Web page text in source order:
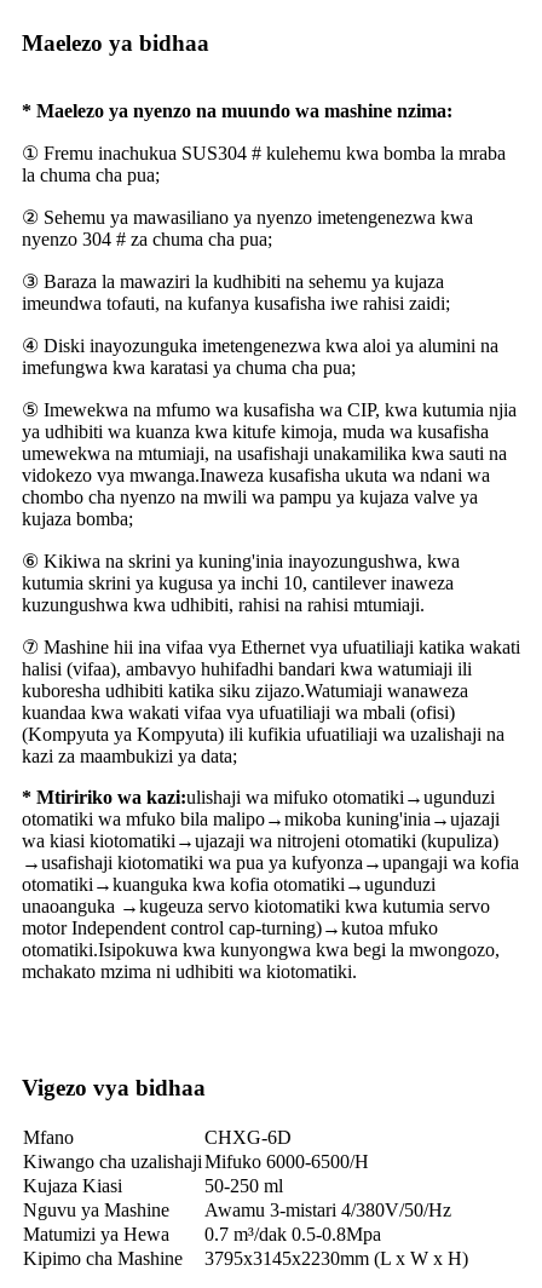
Maelezo ya bidhaa
* Maelezo ya nyenzo na muundo wa mashine nzima:
① Fremu inachukua SUS304 # kulehemu kwa bomba la mraba
la chuma cha pua;
② Sehemu ya mawasiliano ya nyenzo imetengenezwa kwa
nyenzo 304 # za chuma cha pua;
③ Baraza la mawaziri la kudhibiti na sehemu ya kujaza
imeundwa tofauti, na kufanya kusafisha iwe rahisi zaidi;
④ Diski inayozunguka imetengenezwa kwa aloi ya alumini na
imefungwa kwa karatasi ya chuma cha pua;
⑤ Imewekwa na mfumo wa kusafisha wa CIP, kwa kutumia njia
ya udhibiti wa kuanza kwa kitufe kimoja, muda wa kusafisha
umewekwa na mtumiaji, na usafishaji unakamilika kwa sauti na
vidokezo vya mwanga.Inaweza kusafisha ukuta wa ndani wa
chombo cha nyenzo na mwili wa pampu ya kujaza valve ya
kujaza bomba;
⑥ Kikiwa na skrini ya kuning'inia inayozungushwa, kwa
kutumia skrini ya kugusa ya inchi 10, cantilever inaweza
kuzungushwa kwa udhibiti, rahisi na rahisi mtumiaji.
⑦ Mashine hii ina vifaa vya Ethernet vya ufuatiliaji katika wakati
halisi (vifaa), ambavyo huhifadhi bandari kwa watumiaji ili
kuboresha udhibiti katika siku zijazo.Watumiaji wanaweza
kuandaa kwa wakati vifaa vya ufuatiliaji wa mbali (ofisi)
(Kompyuta ya Kompyuta) ili kufikia ufuatiliaji wa uzalishaji na
kazi za maambukizi ya data;
* Mtiririko wa kazi:ulishaji wa mifuko otomatiki→ugunduzi
otomatiki wa mfuko bila malipo→mikoba kuning'inia→ujazaji
wa kiasi kiotomatiki→ujazaji wa nitrojeni otomatiki (kupuliza)
→usafishaji kiotomatiki wa pua ya kufyonza→upangaji wa kofia
otomatiki→kuanguka kwa kofia otomatiki→ugunduzi
unaoanguka →kugeuza servo kiotomatiki kwa kutumia servo
motor Independent control cap-turning)→kutoa mfuko
otomatiki.Isipokuwa kwa kunyongwa kwa begi la mwongozo,
mchakato mzima ni udhibiti wa kiotomatiki.
Vigezo vya bidhaa
Mfano
CHXG-6D
Kiwango cha uzalishajiMifuko 6000-6500/H
Kujaza Kiasi
50-250 ml
Nguvu ya Mashine
Awamu 3-mistari 4/380V/50/Hz
Matumizi ya Hewa
0.7 m³/dak 0.5-0.8Mpa
Kipimo cha Mashine
3795x3145x2230mm (L x W x H)